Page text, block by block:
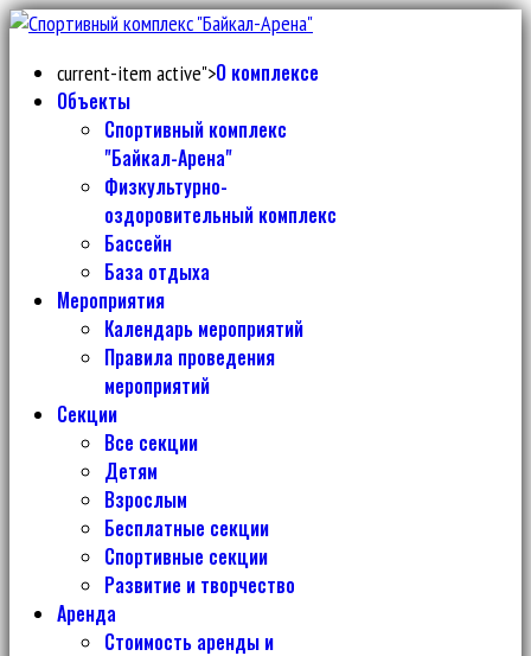
current-item active">О комплексе
Объекты
Спортивный комплекс
"Байкал-Арена"
Физкультурно-
оздоровительный комплекс
Бассейн
База отдыха
Мероприятия
Календарь мероприятий
Правила проведения
мероприятий
Секции
Все секции
Детям
Взрослым
Бесплатные секции
Спортивные секции
Развитие и творчество
Аренда
Стоимость аренды и